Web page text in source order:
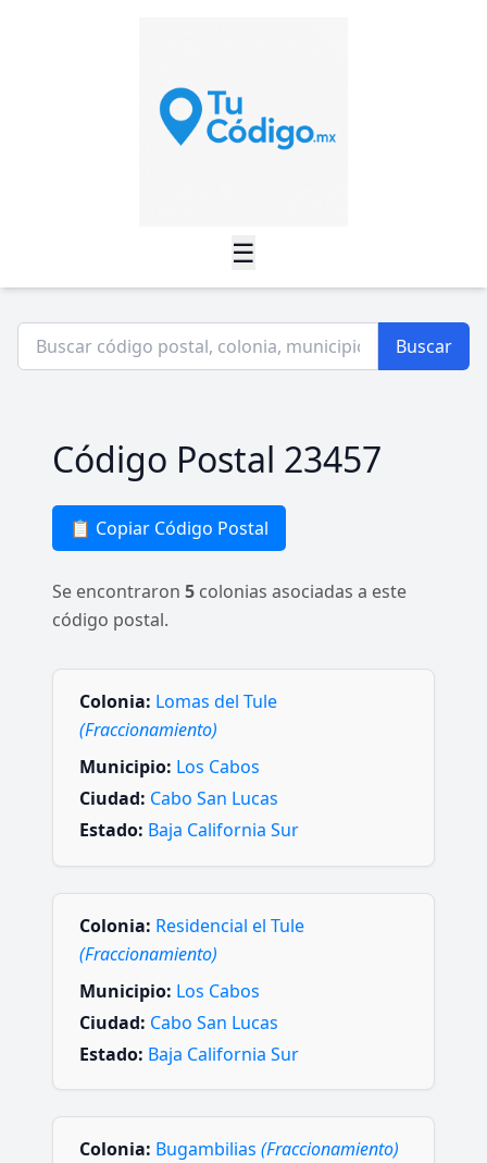
☰
Buscar
Código Postal 23457
📋 Copiar Código Postal
Se encontraron 5 colonias asociadas a este
código postal.
Colonia: Lomas del Tule
(Fraccionamiento)
Municipio: Los Cabos
Ciudad: Cabo San Lucas
Estado: Baja California Sur
Colonia: Residencial el Tule
(Fraccionamiento)
Municipio: Los Cabos
Ciudad: Cabo San Lucas
Estado: Baja California Sur
Colonia: Bugambilias (Fraccionamiento)